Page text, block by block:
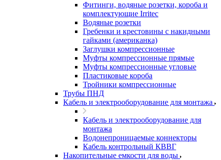
Фитинги, водяные розетки, короба и
комплектующие Irritec
Водяные розетки
Гребенки и крестовины с накидными
гайками (американка)
Заглушки компрессионные
Муфты компрессионные прямые
Муфты компрессионные угловые
Пластиковые короба
Тройники компрессионные
Трубы ПНД
Кабель и электрооборудование для монтажа
Кабель и электрооборудование для
монтажа
Водонепроницаемые коннекторы
Кабель контрольный КВВГ
Накопительные емкости для воды